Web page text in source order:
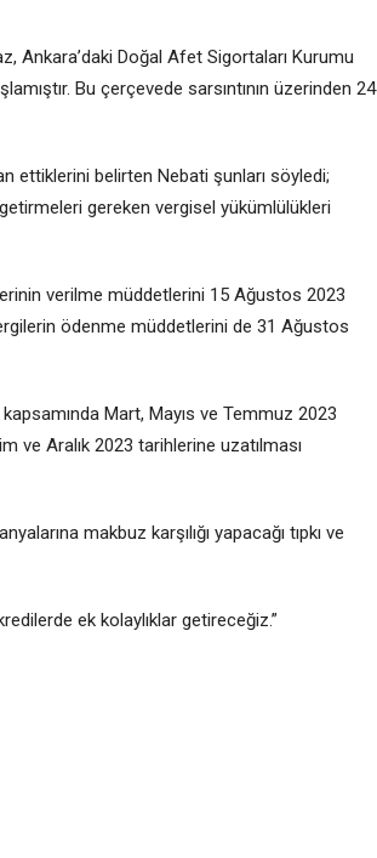
Ankara’daki Doğal Afet Sigortaları Kurumu
Bu çerçevede sarsıntının üzerinden 24
ettiklerini belirten Nebati şunları söyledi;
gereken vergisel yükümlülükleri
verilme müddetlerini 15 Ağustos 2023
ödenme müddetlerini de 31 Ağustos
kapsamında Mart, Mayıs ve Temmuz 2023
ve Aralık 2023 tarihlerine uzatılması
makbuz karşılığı yapacağı tıpkı ve
ek kolaylıklar getireceğiz.”